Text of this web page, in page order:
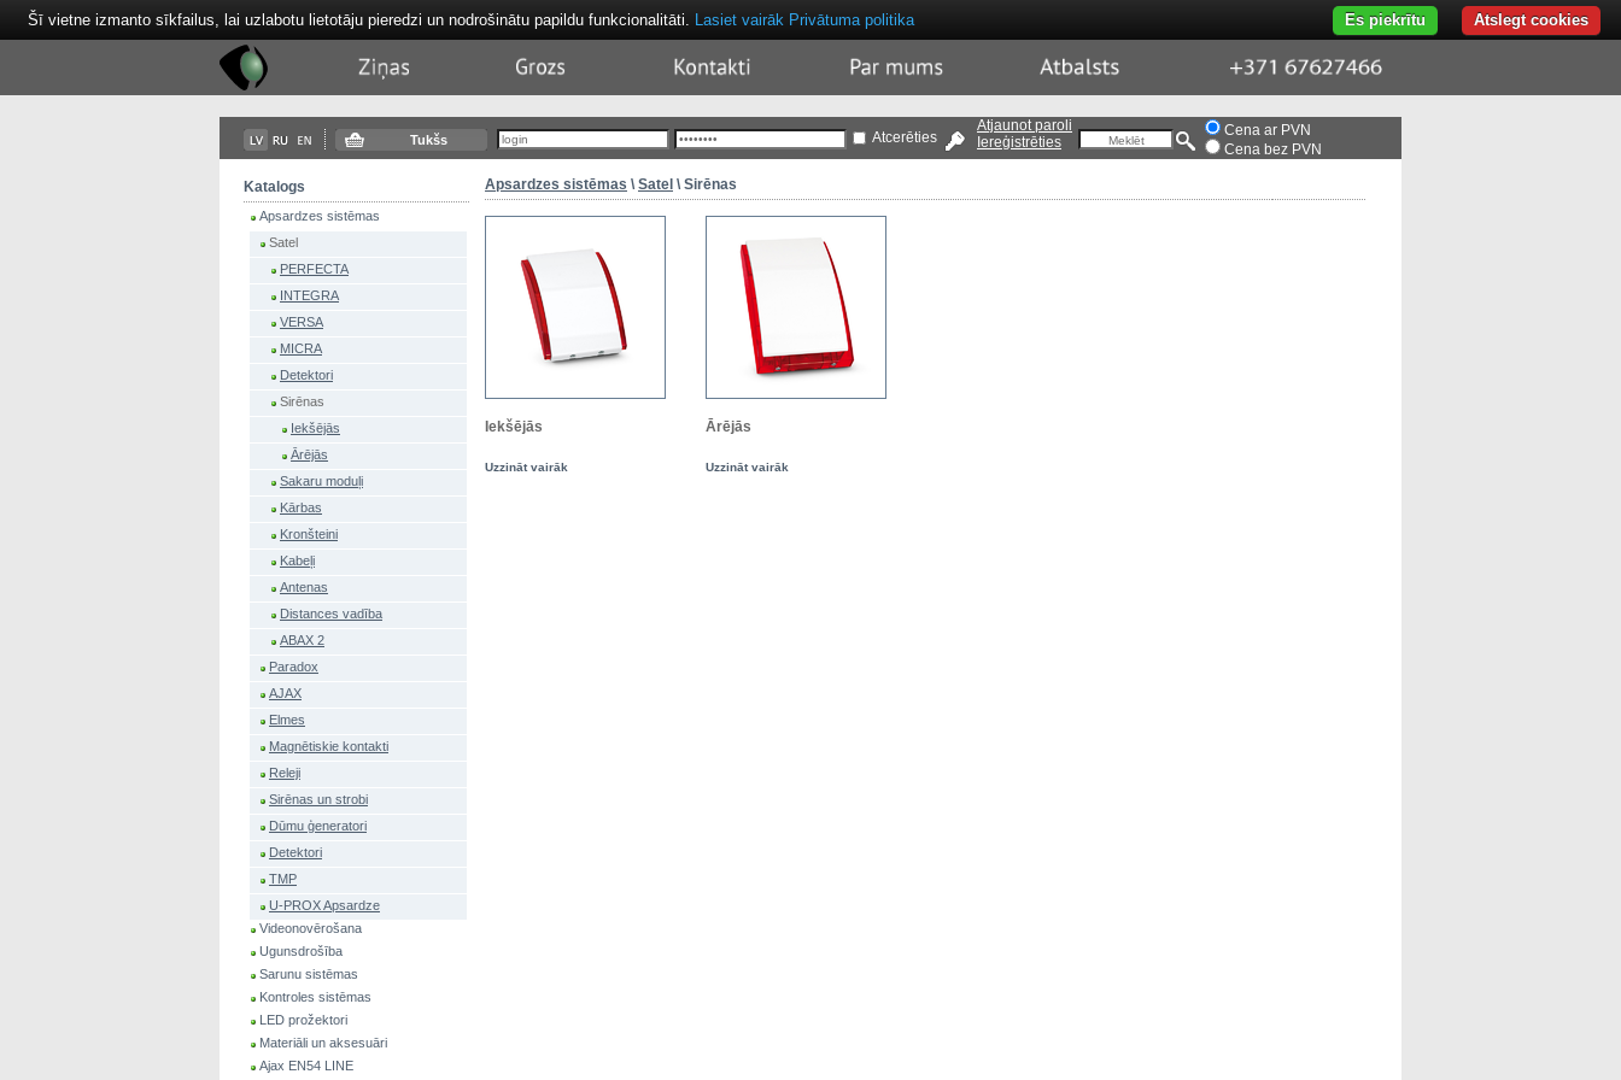
Tektor
Us
676-
274-
66
Tukšs Atcerēties
Atjaunot paroli
Iereģistrēties
Cena ar PVN
Cena bez PVN
Katalogs
Apsardzes sistēmas
Satel
PERFECTA
INTEGRA
VERSA
MICRA
Detektori
Sirēnas
Iekšējās
Ārējās
Sakaru moduļi
Kārbas
Kronšteini
Kabeļi
Antenas
Distances vadība
ABAX 2
Paradox
AJAX
Elmes
Magnētiskie kontakti
Releji
Sirēnas un strobi
Dūmu ģeneratori
Detektori
TMP
U-PROX Apsardze
Videonovērošana
Ugunsdrošība
Sarunu sistēmas
Kontroles sistēmas
LED prožektori
Materiāli un aksesuāri
Ajax EN54 LINE
Apsardzes sistēmas \ Satel \ Sirēnas
Iekšējās
Uzzināt vairāk
Ārējās
Uzzināt vairāk
Šī vietne izmanto sīkfailus, lai uzlabotu lietotāju pieredzi un nodrošinātu papildu funkcionalitāti. Lasiet vairāk Privātuma politika Atslegt cookies
Es piekrītu